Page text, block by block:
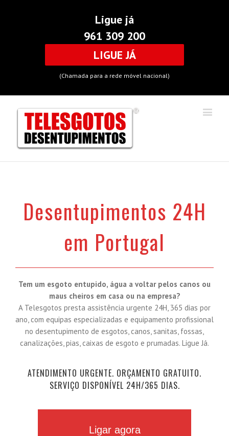
Ligue já
961 309 200
LIGUE JÁ
(Chamada para a rede móvel nacional)
Desentupimentos 24H
em Portugal
Tem um esgoto entupido, água a voltar pelos canos ou
maus cheiros em casa ou na empresa?
A Telesgotos presta assistência urgente 24H, 365 dias por
ano, com equipas especializadas e equipamento profissional
no desentupimento de esgotos, canos, sanitas, fossas,
canalizações, pias, caixas de esgoto e prumadas. Ligue Já.
ATENDIMENTO URGENTE. ORÇAMENTO GRATUITO.
SERVIÇO DISPONÍVEL 24H/365 DIAS.
Ligar agora